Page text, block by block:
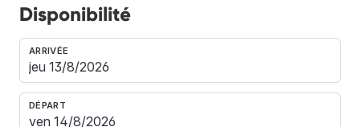
Disponibilité
ARRIVÉE
DÉPART